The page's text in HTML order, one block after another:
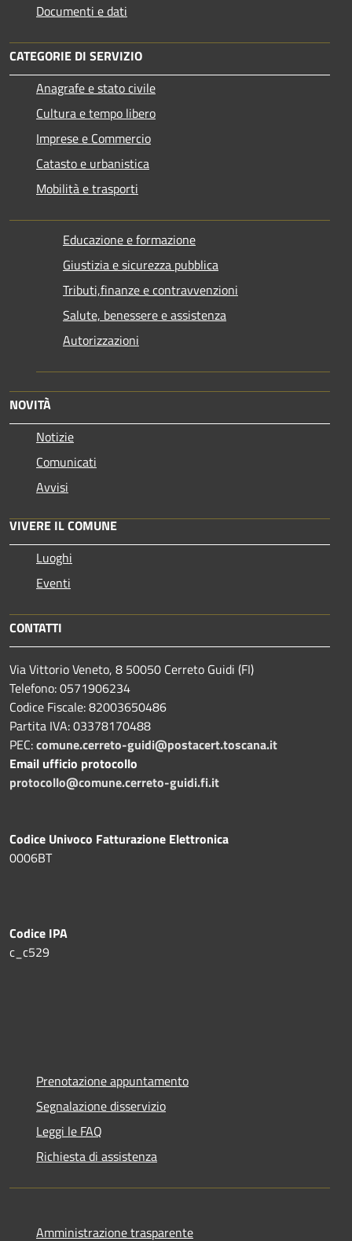
Documenti e dati
CATEGORIE DI SERVIZIO
Anagrafe e stato civile
Cultura e tempo libero
Imprese e Commercio
Catasto e urbanistica
Mobilità e trasporti
Educazione e formazione
Giustizia e sicurezza pubblica
Tributi,finanze e contravvenzioni
Salute, benessere e assistenza
Autorizzazioni
NOVITÀ
Notizie
Comunicati
Avvisi
VIVERE IL COMUNE
Luoghi
Eventi
CONTATTI
Via Vittorio Veneto, 8 50050 Cerreto Guidi (FI)
Telefono: 0571906234
Codice Fiscale: 82003650486
Partita IVA: 03378170488
PEC:comune.cerreto-guidi@postacert.toscana.it
Email ufficio protocollo
protocollo@comune.cerreto-guidi.fi.it
Codice Univoco Fatturazione Elettronica
0006BT
Codice IPA
c_c529
Prenotazione appuntamento
Segnalazione disservizio
Leggi le FAQ
Richiesta di assistenza
Amministrazione trasparente